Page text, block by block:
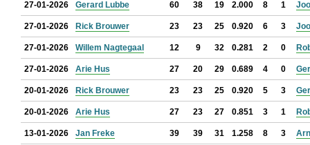
27-01-2026 Gerard Lubbe 60 38 19 2.000 8 1
27-01-2026 Rick Brouwer 23 23 25 0.920 6 3
27-01-2026 Willem Nagtegaal 12 9 32 0.281 2 0
27-01-2026 Arie Hus 27 20 29 0.689 4 0
20-01-2026 Rick Brouwer 23 23 25 0.920 5 3
20-01-2026 Arie Hus 27 23 27 0.851 3 1
13-01-2026 Jan Freke 39 39 31 1.258 8 3